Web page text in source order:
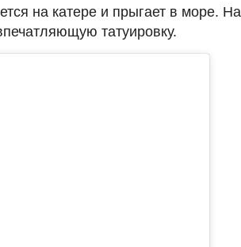
на катере и прыгает в море. На
татуировку.